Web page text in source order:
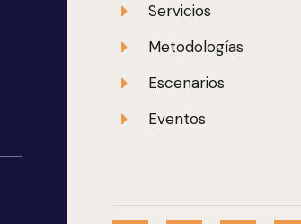
Servicios
Metodologías
Escenarios
Eventos